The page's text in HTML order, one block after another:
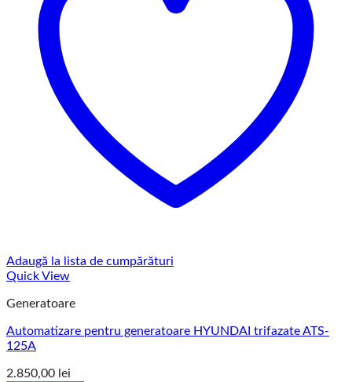
Adaugă la lista de cumpărături
Quick View
Generatoare
Automatizare pentru generatoare HYUNDAI trifazate ATS-
125A
2.850,00 lei